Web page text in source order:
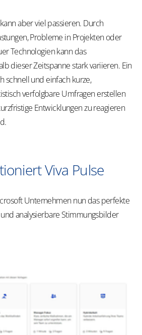
aber viel passieren. Durch
Probleme in Projekten oder
Technologien kann das
dieser Zeitspanne stark variieren. Ein
schnell und einfach kurze,
verfolgbare Umfragen erstellen
Entwicklungen zu reagieren
Viva Pulse
Unternehmen nun das perfekte
analysierbare Stimmungsbilder